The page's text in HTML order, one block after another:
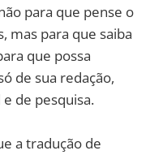
para que pense o
mas para que saiba
que possa
de sua redação,
de pesquisa.
a tradução de